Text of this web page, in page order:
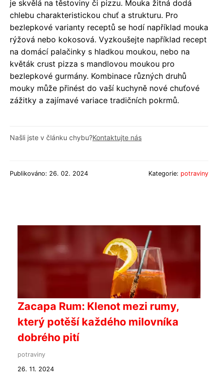
je skvělá na těstoviny či pizzu. Mouka žitná dodá
chlebu charakteristickou chuť a strukturu. Pro
bezlepkové varianty receptů se hodí například mouka
rýžová nebo kokosová. Vyzkoušejte například recept
na domácí palačinky s hladkou moukou, nebo na
květák crust pizza s mandlovou moukou pro
bezlepkové gurmány. Kombinace různých druhů
mouky může přinést do vaší kuchyně nové chuťové
zážitky a zajímavé variace tradičních pokrmů.
Našli jste v článku chybu?Kontaktujte nás
Publikováno: 26. 02. 2024 Kategorie: potraviny
Zacapa Rum: Klenot mezi rumy,
který potěší každého milovníka
dobrého pití
potraviny
26. 11. 2024